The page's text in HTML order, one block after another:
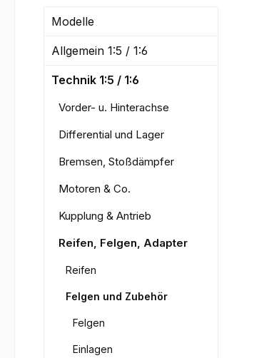
Modelle
Allgemein 1:5 / 1:6
Technik 1:5 / 1:6
Vorder- u. Hinterachse
Differential und Lager
Bremsen, Stoßdämpfer
Motoren & Co.
Kupplung & Antrieb
Reifen, Felgen, Adapter
Reifen
Felgen und Zubehör
Felgen
Einlagen